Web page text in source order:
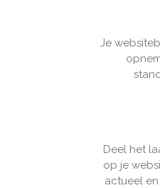
Je
Deel het
op je
actueel